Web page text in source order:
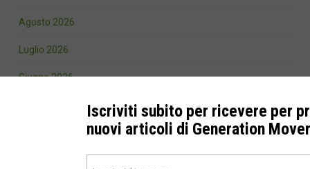
Agosto 2026
Luglio 2026
Giugno 2026
Iscriviti subito per ricevere per
nuovi articoli di Generation